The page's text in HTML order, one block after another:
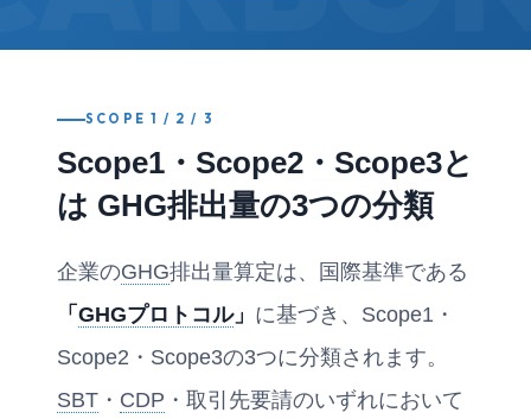
SCOPE 1 / 2 / 3
Scope1・Scope2・Scope3と
は GHG排出量の3つの分類
企業のGHG排出量算定は、国際基準である
「 GHGプロトコル」 に基づき、Scope1・
Scope2・Scope3の3つに分類されます。
SBT ・ CDP ・取引先要請のいずれにおいて